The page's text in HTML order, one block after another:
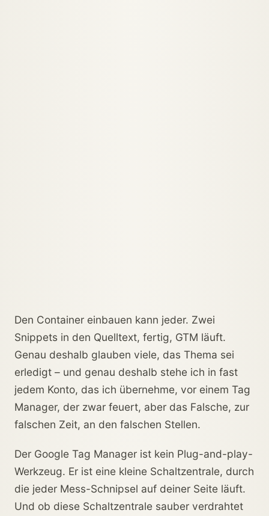
Den Container einbauen kann jeder. Zwei
Snippets in den Quelltext, fertig, GTM läuft.
Genau deshalb glauben viele, das Thema sei
erledigt – und genau deshalb stehe ich in fast
jedem Konto, das ich übernehme, vor einem Tag
Manager, der zwar feuert, aber das Falsche, zur
falschen Zeit, an den falschen Stellen.
Der Google Tag Manager ist kein Plug-and-play-
Werkzeug. Er ist eine kleine Schaltzentrale, durch
die jeder Mess-Schnipsel auf deiner Seite läuft.
Und ob diese Schaltzentrale sauber verdrahtet